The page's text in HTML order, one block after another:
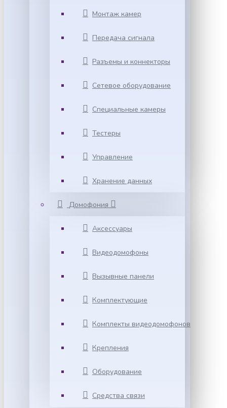
Монтаж камер
Передача сигнала
Разъемы и коннекторы
Сетевое оборудование
Специальные камеры
Тестеры
Управление
Хранение данных
Домофония
Аксессуары
Видеодомофоны
Вызывные панели
Комплектующие
Комплекты видеодомофонов
Крепления
Оборудование
Средства связи